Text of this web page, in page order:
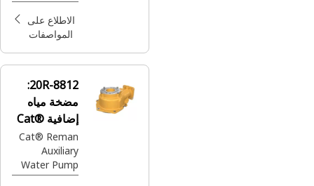
الاطلاع على
المواصفات
20R-8812:
مضخة مياه
إضافية Cat®
Reman
Cat® Reman
Auxiliary
Water Pump
(Fresh Water)